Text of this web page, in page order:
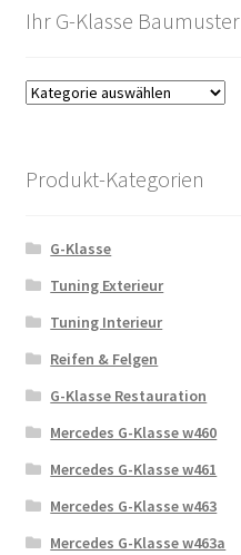
Ihr G-Klasse Baumuster
Produkt-Kategorien
G-Klasse
Tuning Exterieur
Tuning Interieur
Reifen & Felgen
G-Klasse Restauration
Mercedes G-Klasse w460
Mercedes G-Klasse w461
Mercedes G-Klasse w463
Mercedes G-Klasse w463a